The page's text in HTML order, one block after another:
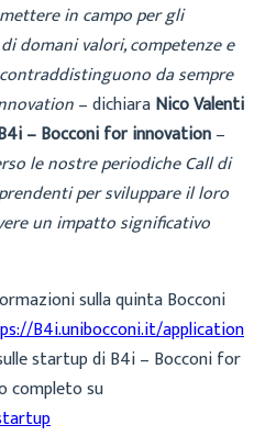
in campo per gli
domani valori, competenze e
da sempre
– dichiaraNico Valenti
– Bocconi for innovation–
le nostre periodiche Call di
per sviluppare il loro
un impatto significativo
sulla quinta Bocconi
B4i.unibocconi.it/application
startup di B4i – Bocconi for
completo su